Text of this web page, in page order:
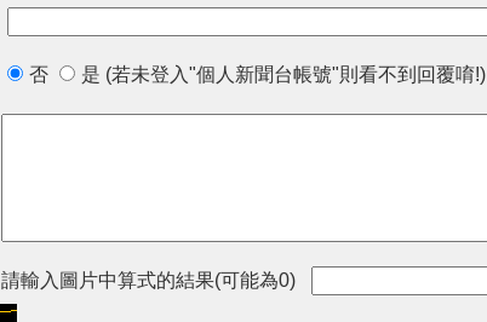
否 是 (若未登入"個人新聞台帳號"則看不到回覆唷!)
請輸入圖片中算式的結果(可能為0)